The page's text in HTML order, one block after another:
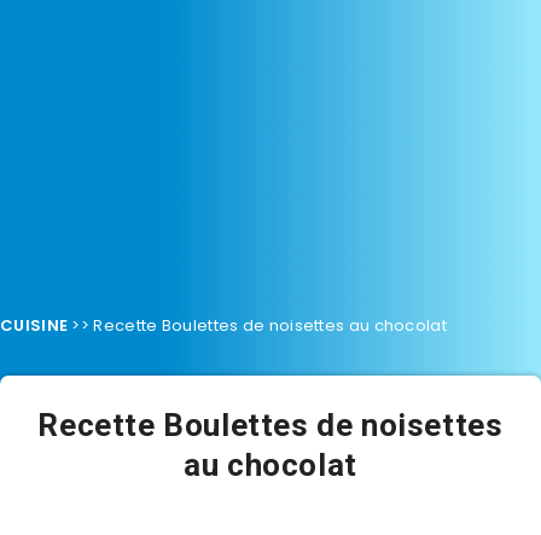
CUISINE >>Recette Boulettes de noisettes au chocolat
Recette Boulettes de noisettes
au chocolat